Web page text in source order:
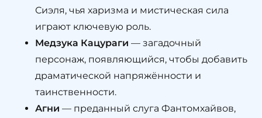
Сиэля, чья харизма и мистическая сила
играют ключевую роль.
Медзука Кацураги — загадочный
персонаж, появляющийся, чтобы добавить
драматической напряжённости и
таинственности.
Агни — преданный слуга Фантомхайвов,